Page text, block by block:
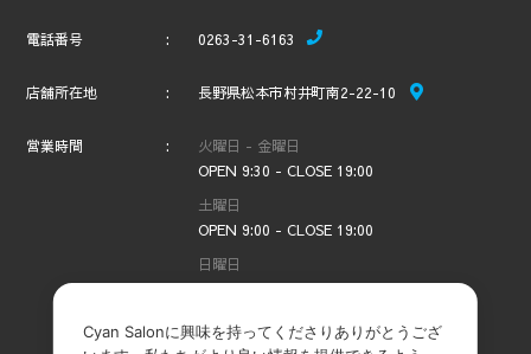
Cyan Salonに興味を持ってくださりありがとうござ
電話番号 0263-31-6163
店舗所在地 長野県松本市村井町南2-22-10
営業時間
火曜日 - 金曜日
OPEN 9:30 - CLOSE 19:00
土曜日
OPEN 9:00 - CLOSE 19:00
日曜日
OPEN 9:00 - CLOSE 18:00
定休日
毎週月曜日